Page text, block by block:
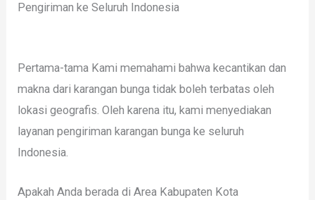
Pengiriman ke Seluruh Indonesia
Pertama-tama Kami memahami bahwa kecantikan dan
makna dari karangan bunga tidak boleh terbatas oleh
lokasi geografis. Oleh karena itu, kami menyediakan
layanan pengiriman karangan bunga ke seluruh
Indonesia.
Apakah Anda berada di Area Kabupaten Kota